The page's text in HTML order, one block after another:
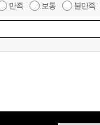
만족 보통 불만족